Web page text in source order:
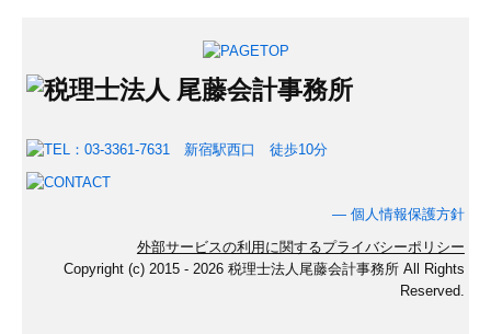
― 個人情報保護方針
外部サービスの利用に関するプライバシーポリシー
Copyright (c) 2015 - 2026 税理士法人尾藤会計事務所 All Rights
Reserved.